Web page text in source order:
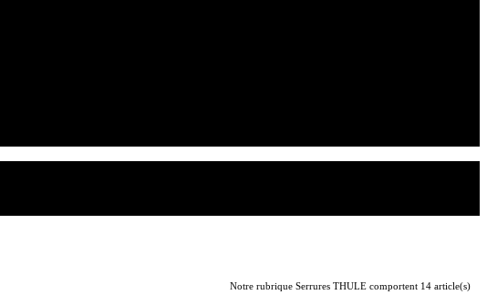
Notre rubrique Serrures THULE comportent 14 article(s)